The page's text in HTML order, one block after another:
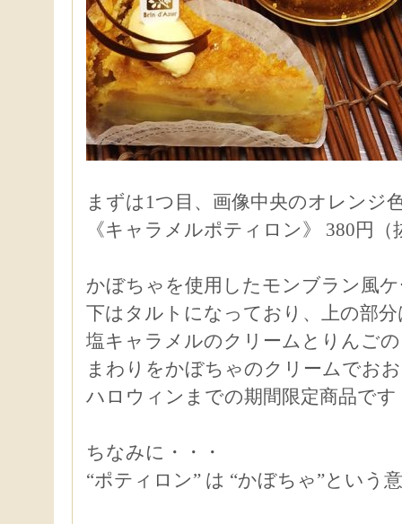
まずは1つ目、画像中央のオレンジ
《キャラメルポティロン》 380円（
かぼちゃを使用したモンブラン風
下はタルトになっており、上の部
塩キャラメルのクリームとりんご
まわりをかぼちゃのクリームでお
ハロウィンまでの期間限定商品です
ちなみに・・・
“ポティロン” は “かぼちゃ”という